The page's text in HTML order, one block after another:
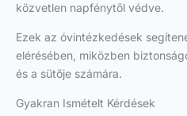
közvetlen napfénytől védve.
Ezek az óvintézkedések
elérésében, miközben
és a sütője számára.
Gyakran Ismételt Kérdések